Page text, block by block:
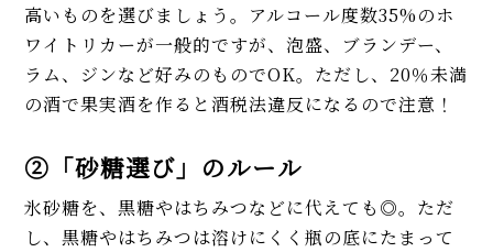
高いものを選びましょう。アルコール度数35%のホ
ワイトリカーが一般的ですが、泡盛、ブランデー、
ラム、ジンなど好みのものでOK。ただし、20％未満
の酒で果実酒を作ると酒税法違反になるので注意！
②「砂糖選び」のルール
氷砂糖を、黒糖やはちみつなどに代えても◎。ただ
し、黒糖やはちみつは溶けにくく瓶の底にたまって